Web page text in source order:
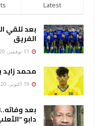
Latest
بعد تلقي
الفريق
محمد زايد
دابو